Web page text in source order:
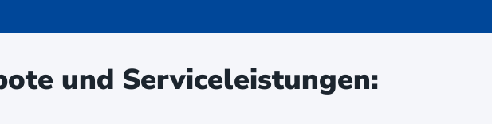
und Serviceleistungen: